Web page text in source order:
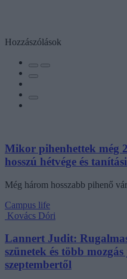
Hozzászólások
Mikor pihenhettek még
hosszú hétvége és
Még három hosszabb pihenő
Campus life
Kovács Dóri
Lannert Judit:
szünetek és több
szeptembertől